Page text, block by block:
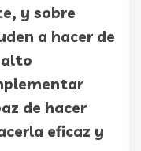
y sobre
a hacer de
alto
de hacer
eficaz y